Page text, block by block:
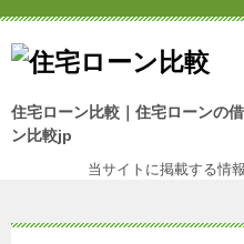
住宅ローン比較｜住宅ローンの
ン比較jp
当サイトに掲載する情